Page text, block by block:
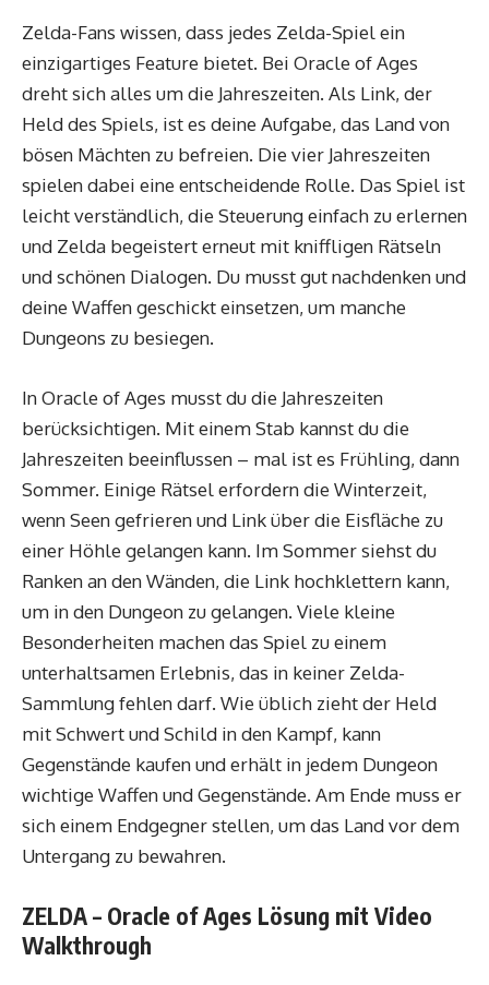
Zelda-Fans wissen, dass jedes Zelda-Spiel ein
einzigartiges Feature bietet. Bei Oracle of Ages
dreht sich alles um die Jahreszeiten. Als Link, der
Held des Spiels, ist es deine Aufgabe, das Land von
bösen Mächten zu befreien. Die vier Jahreszeiten
spielen dabei eine entscheidende Rolle. Das Spiel ist
leicht verständlich, die Steuerung einfach zu erlernen
und Zelda begeistert erneut mit kniffligen Rätseln
und schönen Dialogen. Du musst gut nachdenken und
deine Waffen geschickt einsetzen, um manche
Dungeons zu besiegen.
In Oracle of Ages musst du die Jahreszeiten
berücksichtigen. Mit einem Stab kannst du die
Jahreszeiten beeinflussen – mal ist es Frühling, dann
Sommer. Einige Rätsel erfordern die Winterzeit,
wenn Seen gefrieren und Link über die Eisfläche zu
einer Höhle gelangen kann. Im Sommer siehst du
Ranken an den Wänden, die Link hochklettern kann,
um in den Dungeon zu gelangen. Viele kleine
Besonderheiten machen das Spiel zu einem
unterhaltsamen Erlebnis, das in keiner Zelda-
Sammlung fehlen darf. Wie üblich zieht der Held
mit Schwert und Schild in den Kampf, kann
Gegenstände kaufen und erhält in jedem Dungeon
wichtige Waffen und Gegenstände. Am Ende muss er
sich einem Endgegner stellen, um das Land vor dem
Untergang zu bewahren.
ZELDA – Oracle of Ages Lösung mit Video
Walkthrough